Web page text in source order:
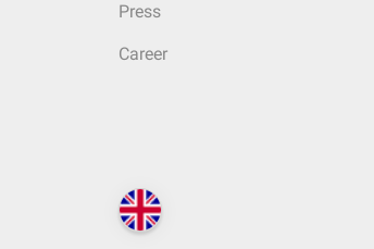
Press
Career